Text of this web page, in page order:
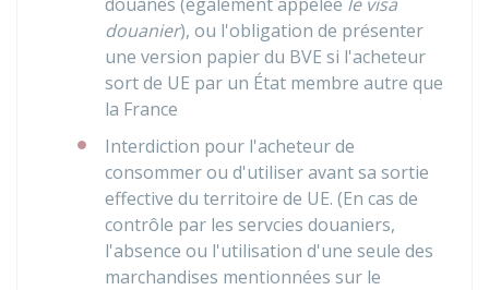
douanier), ou l'obligation de présenter
une version papier du BVE si l'acheteur
sort de UE par un État membre autre que
la France
Interdiction pour l'acheteur de
consommer ou d'utiliser avant sa sortie
effective du territoire de UE. (En cas de
contrôle par les servcies douaniers,
l'absence ou l'utilisation d'une seule des
marchandises mentionnées sur le